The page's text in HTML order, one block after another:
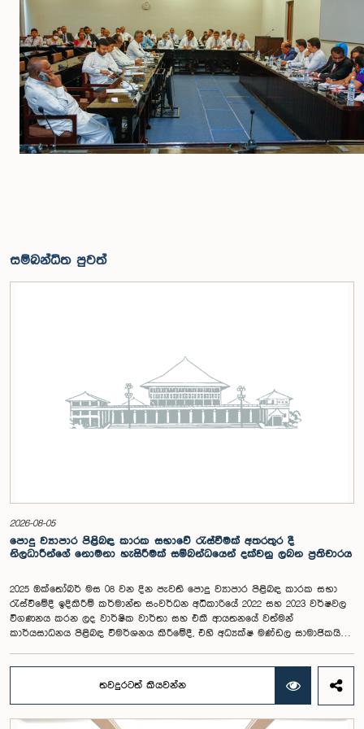
සම්බන්ධිත පුවත්
2026-08-05
පොදු ව්‍යාපාර පිළිබඳ කාරක සභාවේ රැස්වීමක් අතරතුර දී
නිලධාරීන්ගේ නොමනා හැසිරීමක් සම්බන්ධයෙන් දක්වනු ලබන ප්‍රතිචාරය
2025 ඔක්තෝබර් මස 08 වන දින පැවති පොදු ව්‍යාපාර පිළිබඳ කාරක සභා
රැස්වීමේදී ඉදිකිරීම් කර්මාන්ත සංවර්ධන අධිකාරියේ 2022 සහ 2023 වර්ෂවල
විගණනය කරන ලද වාර්ෂික වාර්තා සහ එකී ආයතනයේ වත්මන්
කාර්යසාධනය පිළිබඳ විමර්ශනය කිරීමේදී, එහි අධ්‍යක්ෂ මණ්ඩල සාමාජිකයින්
නිලධාරීන් විසින් තම ඇඳුම් පැළඳුම් සම්බන්ධයෙන් පිළිපැදිය යුතු වන
නිර්නායකයන්ගෙන් බැහැරව, එකී අවස්ථාවට නුසුදුසු ආකාරයෙන් සැරසී
රැස්වීමට සහභාගී වී සිටි බව කාරක සභාව විසින් නිරීක්ෂණය කරන ලදී.
තවදුරටත් කියවන්න